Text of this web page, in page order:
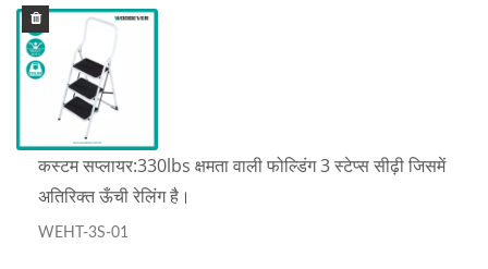
कस्टम सप्लायर:330lbs क्षमता वाली फोल्डिंग 3 स्टेप्स सीढ़ी जिसमें
अतिरिक्त ऊँची रेलिंग है।
WEHT-3S-01